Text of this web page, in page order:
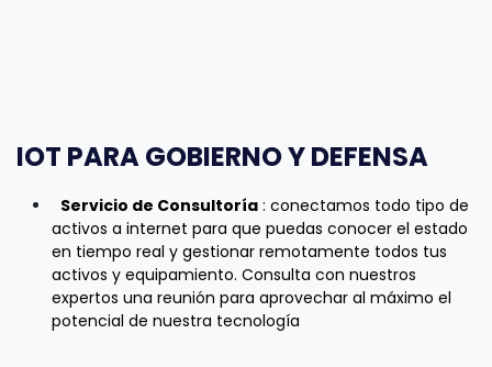
IOT PARA GOBIERNO Y DEFENSA
Servicio de Consultoría : conectamos todo tipo de
activos a internet para que puedas conocer el estado
en tiempo real y gestionar remotamente todos tus
activos y equipamiento. Consulta con nuestros
expertos una reunión para aprovechar al máximo el
potencial de nuestra tecnología